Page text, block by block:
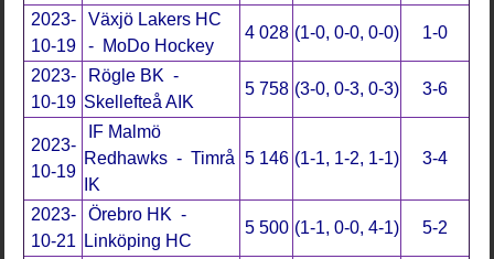
2023-
10-19
Växjö Lakers HC
- MoDo Hockey
4 028 (1-0, 0-0, 0-0) 1-0
2023-
10-19
Rögle BK -
Skellefteå AIK
5 758 (3-0, 0-3, 0-3) 3-6
2023-
10-19
IF Malmö
Redhawks - Timrå
IK
5 146 (1-1, 1-2, 1-1) 3-4
2023-
10-21
Örebro HK -
Linköping HC
5 500 (1-1, 0-0, 4-1) 5-2